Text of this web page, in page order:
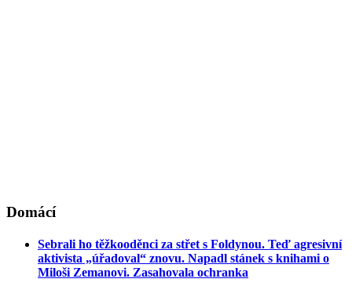
Domácí
Sebrali ho těžkooděnci za střet s Foldynou. Teď agresivní
aktivista „úřadoval“ znovu. Napadl stánek s knihami o
Miloši Zemanovi. Zasahovala ochranka